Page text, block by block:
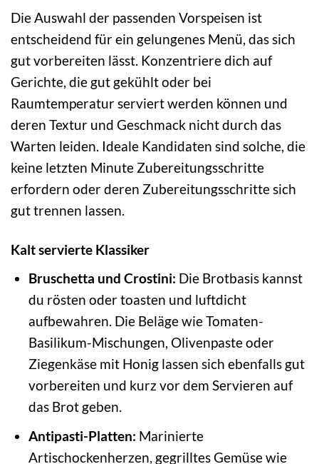
Die Auswahl der passenden Vorspeisen ist
entscheidend für ein gelungenes Menü, das sich
gut vorbereiten lässt. Konzentriere dich auf
Gerichte, die gut gekühlt oder bei
Raumtemperatur serviert werden können und
deren Textur und Geschmack nicht durch das
Warten leiden. Ideale Kandidaten sind solche, die
keine letzten Minute Zubereitungsschritte
erfordern oder deren Zubereitungsschritte sich
gut trennen lassen.
Kalt servierte Klassiker
Bruschetta und Crostini: Die Brotbasis kannst
du rösten oder toasten und luftdicht
aufbewahren. Die Beläge wie Tomaten-
Basilikum-Mischungen, Olivenpaste oder
Ziegenkäse mit Honig lassen sich ebenfalls gut
vorbereiten und kurz vor dem Servieren auf
das Brot geben.
Antipasti-Platten: Marinierte
Artischockenherzen, gegrilltes Gemüse wie